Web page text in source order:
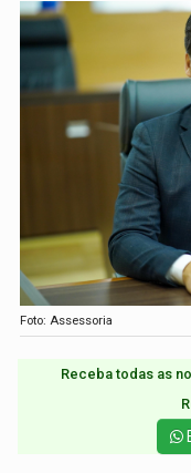
Foto: Assessoria
Receba todas as